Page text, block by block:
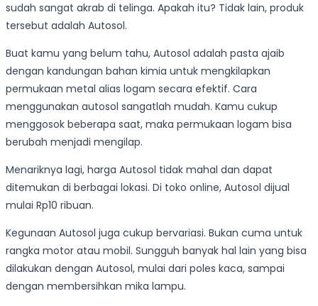
sudah sangat akrab di telinga. Apakah itu? Tidak lain, produk
tersebut adalah Autosol.
Buat kamu yang belum tahu, Autosol adalah pasta ajaib
dengan kandungan bahan kimia untuk mengkilapkan
permukaan metal alias logam secara efektif. Cara
menggunakan autosol sangatlah mudah. Kamu cukup
menggosok beberapa saat, maka permukaan logam bisa
berubah menjadi mengilap.
Menariknya lagi, harga Autosol tidak mahal dan dapat
ditemukan di berbagai lokasi. Di toko online, Autosol dijual
mulai Rp10 ribuan.
Kegunaan Autosol juga cukup bervariasi. Bukan cuma untuk
rangka motor atau mobil. Sungguh banyak hal lain yang bisa
dilakukan dengan Autosol, mulai dari poles kaca, sampai
dengan membersihkan mika lampu.